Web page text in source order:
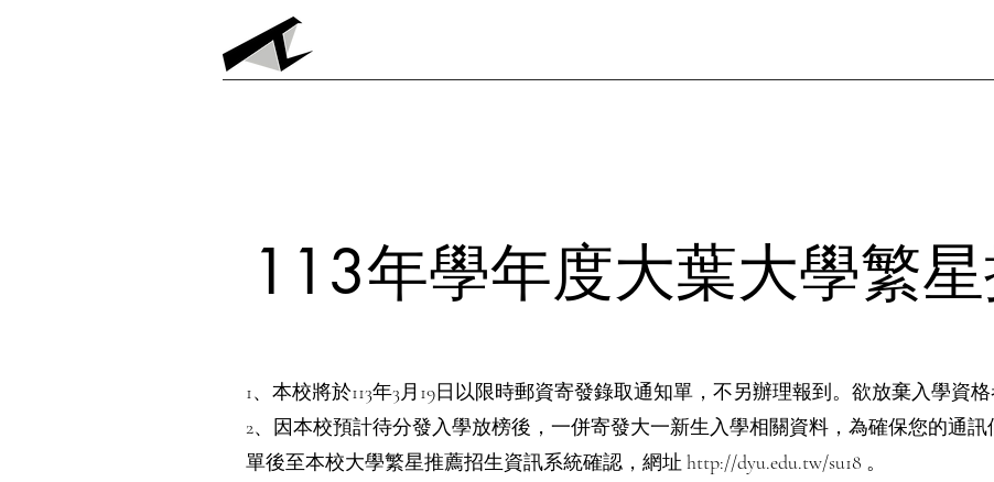
113年學年度大葉大學繁
1、本校將於113年3月19日以限時郵資寄發錄取通知單，不另辦理報到。欲放棄入學資
2、因本校預計待分發入學放榜後，一併寄發大一新生入學相關資料，為確保您的通
單後至本校大學繁星推薦招生資訊系統確認，網址 http://dyu.edu.tw/su18 。